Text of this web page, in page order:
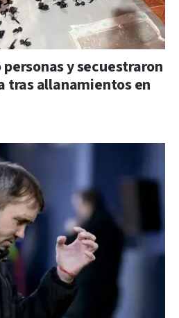
y secuestraron
tras allanamientos en